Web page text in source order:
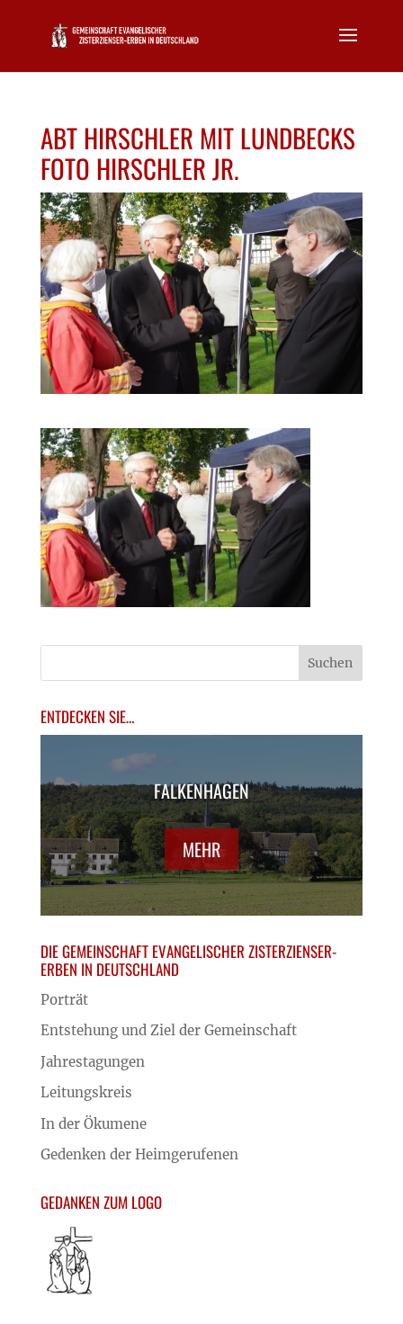
ABT HIRSCHLER MIT LUNDBECKS
FOTO HIRSCHLER JR.
ENTDECKEN SIE…
FALKENHAGEN
MEHR
DIE GEMEINSCHAFT EVANGELISCHER ZISTERZIENSER-
ERBEN IN DEUTSCHLAND
Porträt
Entstehung und Ziel der Gemeinschaft
Jahrestagungen
Leitungskreis
In der Ökumene
Gedenken der Heimgerufenen
GEDANKEN ZUM LOGO